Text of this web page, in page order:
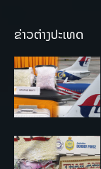
ຂ່າວຕ່າງປະເທດ